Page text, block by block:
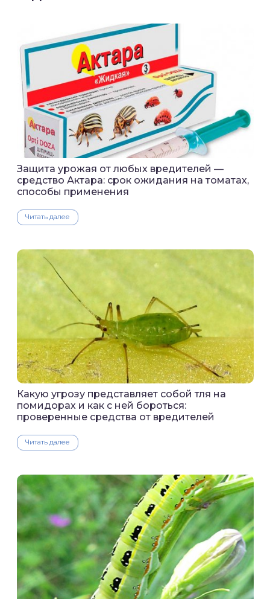
Защита урожая от любых вредителей —
средство Актара: срок ожидания на томатах,
способы применения
Читать далее
Какую угрозу представляет собой тля на
помидорах и как с ней бороться:
проверенные средства от вредителей
Читать далее